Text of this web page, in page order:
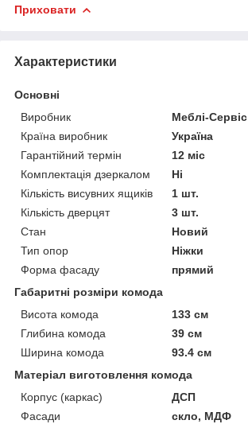
Приховати
Характеристики
Основні
Виробник
Меблі-Сервіс
Країна виробник
Україна
Гарантійний термін
12 міс
Комплектація дзеркалом
Ні
Кількість висувних ящиків
1 шт.
Кількість дверцят
3 шт.
Стан
Новий
Тип опор
Ніжки
Форма фасаду
прямий
Габаритні розміри комода
Висота комода
133 см
Глибина комода
39 см
Ширина комода
93.4 см
Матеріал виготовлення комода
Корпус (каркас)
ДСП
Фасади
скло, МДФ